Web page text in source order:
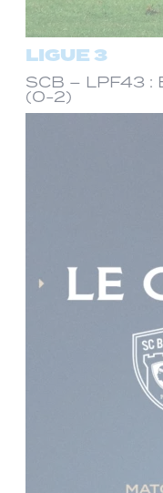
LIGUE 3
SCB – LPF43 :
(0-2)